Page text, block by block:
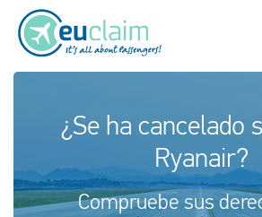
Vuelo cancelado
Conexión perdida
¿Se ha cancelado
Ryanair?
Compruebe sus